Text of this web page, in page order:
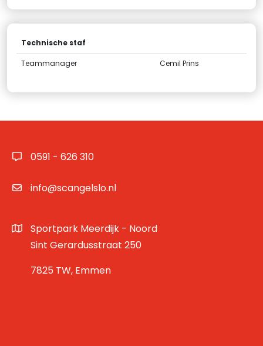
Technische staf
Teammanager Cemil Prins
0591 - 626 310
info@scangelslo.nl
Sportpark Meerdijk - Noord
Sint Gerardusstraat 250
7825 TW, Emmen